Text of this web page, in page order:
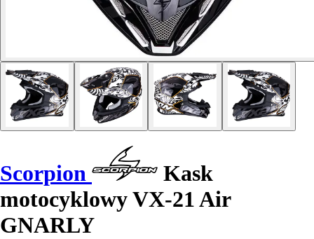
Scorpion
Kask
motocyklowy VX-21 Air
GNARLY